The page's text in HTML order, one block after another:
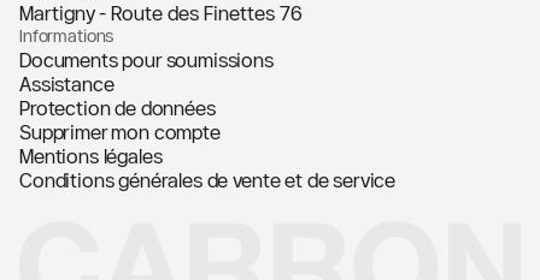
Martigny - Route des Finettes 76
Informations
Documents pour soumissions
Assistance
Protection de données
Supprimer mon compte
Mentions légales
Conditions générales de vente et de service